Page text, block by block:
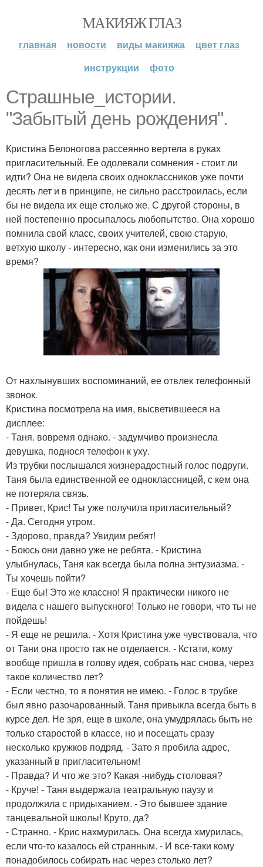
МАКИЯЖ ГЛАЗ
главная новости виды макияжа
цвет глаз
инструкции
фото
Страшные_истории.
"Забытый день рождения".
Кристина Белоногова рассеянно вертела в руках
пригласительный. Ее одолевали сомнения - стоит ли
идти? Она не видела своих одноклассников уже почти
десять лет и в принципе, не сильно расстроилась, если
бы не видела их еще столько же. С другой стороны, в
ней постепенно просыпалось любопытство. Она хорошо
помнила свой класс, своих учителей, свою старую,
ветхую школу - интересно, как они изменились за это
время?
От нахлынувших воспоминаний, ее отвлек телефонный
звонок.
Кристина посмотрела на имя, высветившееся на
дисплее:
- Таня. вовремя однако. - задумчиво произнесла
девушка, поднося телефон к уху.
Из трубки послышался жизнерадостный голос подруги.
Таня была единственной ее одноклассницей, с кем она
не потеряла связь.
- Привет, Крис! Ты уже получила пригласительный?
- Да. Сегодня утром.
- Здорово, правда? Увидим ребят!
- Боюсь они давно уже не ребята. - Кристина
улыбнулась, Таня как всегда была полна энтузиазма. -
Ты хочешь пойти?
- Еще бы! Это же классно! Я практически никого не
видела с нашего выпускного! Только не говори, что ты не
пойдешь!
- Я еще не решила. - Хотя Кристина уже чувствовала, что
от Тани она просто так не отделается. - Кстати, кому
вообще пришла в голову идея, собрать нас снова, через
такое количество лет?
- Если честно, то я понятия не имею. - Голос в трубке
был явно разочарованный. Таня привыкла всегда быть в
курсе дел. Не зря, еще в школе, она умудрялась быть не
только старостой в классе, но и посещать сразу
несколько кружков подряд. - Зато я пробила адрес,
указанный в пригласительном!
- Правда? И что же это? Какая -нибудь столовая?
- Круче! - Таня выдержала театральную паузу и
продолжила с придыханием. - Это бывшее здание
танцевальной школы! Круто, да?
- Странно. - Крис нахмурилась. Она всегда хмурилась,
если что-то казалось ей странным. - И все-таки кому
понадобилось собирать нас через столько лет?